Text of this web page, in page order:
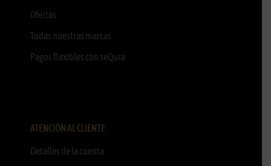
Ofertas
Todas nuestras marcas
Pagos flexibles con seQura
ATENCIÓN AL CLIENTE
Detalles de la cuenta